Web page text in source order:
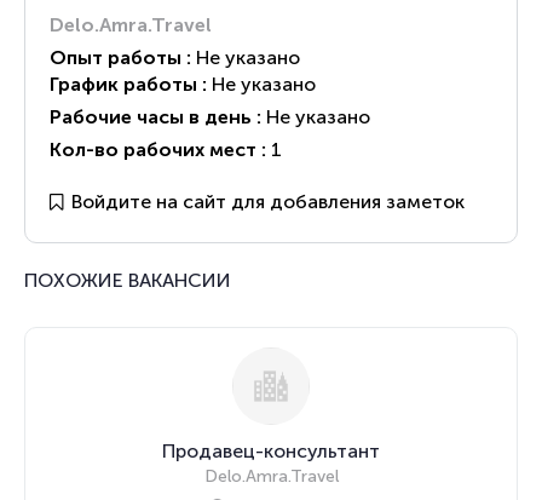
Delo.Amra.Travel
Опыт работы : Не указано
График работы : Не указано
Рабочие часы в день : Не указано
Кол-во рабочих мест : 1
Войдите на сайт для добавления заметок
ПОХОЖИЕ ВАКАНСИИ
Продавец-консультант
Delo.Amra.Travel